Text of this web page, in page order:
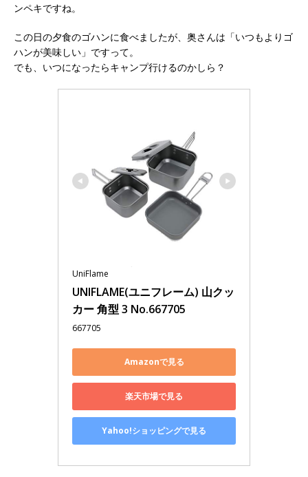
ンペキですね。
この日の夕食のゴハンに食べましたが、奥さんは「いつもよりゴ
ハンが美味しい」ですって。
でも、いつになったらキャンプ行けるのかしら？
UniFlame
UNIFLAME(ユニフレーム) 山クッ
カー 角型 3 No.667705
667705
Amazonで見る
楽天市場で見る
Yahoo!ショッピングで見る